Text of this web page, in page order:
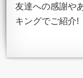
友達への感謝や
キングでご紹介!